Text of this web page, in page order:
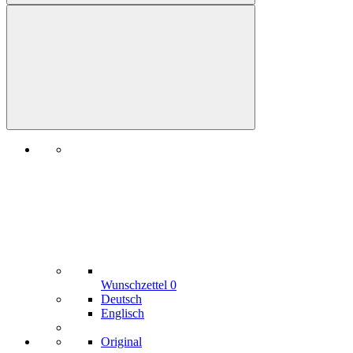
Wunschzettel 0
Deutsch
Englisch
Original